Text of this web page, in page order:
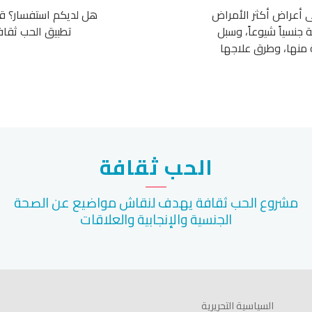
أعراض أكثر الأمراض
جنسياً شيوعاً، وسبل
منها، وطرق علاجها
هل لديكم استفسار؟
تطبيق الحب
الحب ثقافة
مشروع الحب ثقافة يهدف لنقاش مواضيع عن الصحة
الجنسية والإنجابية والعلاقات
السياسية التحريرية